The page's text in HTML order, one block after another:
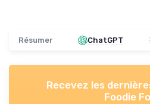
Résumer ChatGPT
Recevez les
Foodie